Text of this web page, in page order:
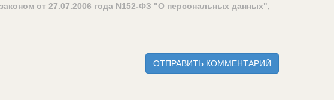
от 27.07.2006 года N152-ФЗ "О персональных данных",